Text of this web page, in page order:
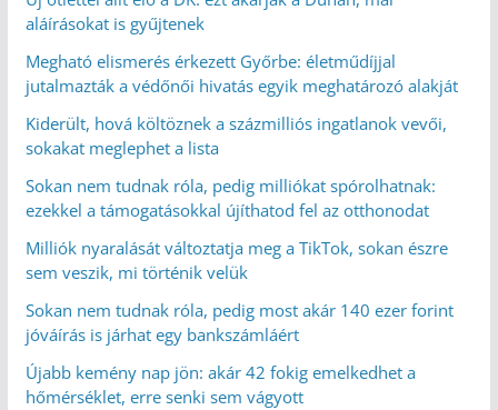
aláírásokat is gyűjtenek
Megható elismerés érkezett Győrbe: életműdíjjal
jutalmazták a védőnői hivatás egyik meghatározó alakját
Kiderült, hová költöznek a százmilliós ingatlanok vevői,
sokakat meglephet a lista
Sokan nem tudnak róla, pedig milliókat spórolhatnak:
ezekkel a támogatásokkal újíthatod fel az otthonodat
Milliók nyaralását változtatja meg a TikTok, sokan észre
sem veszik, mi történik velük
Sokan nem tudnak róla, pedig most akár 140 ezer forint
jóváírás is járhat egy bankszámláért
Újabb kemény nap jön: akár 42 fokig emelkedhet a
hőmérséklet, erre senki sem vágyott